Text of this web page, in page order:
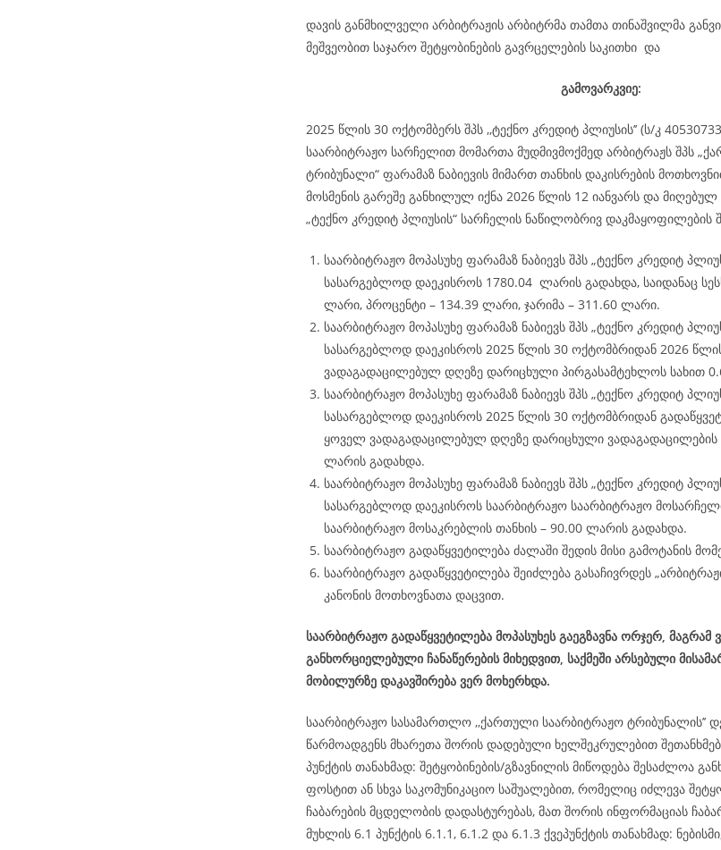
დავის განმხილველი არბიტრაჟის არბიტრმა თამთა თინაშვილმა
მეშვეობით საჯარო შეტყობინების გავრცელების საკითხი და
გამოვარკვიე:
2025 წლის 30 ოქტომბერს შპს ,,ტექნო კრედიტ პლიუსის’’ (ს/კ
საარბიტრაჟო სარჩელით მომართა მუდმივმოქმედ არბიტრაჟს შპს
ტრიბუნალი“ ფარამაზ ნაბიევის მიმართ თანხის დაკისრების
მოსმენის გარეშე განხილულ იქნა 2026 წლის 12 იანვარს და მიღებულ
„ტექნო კრედიტ პლიუსის“ სარჩელის ნაწილობრივ დაკმაყოფილების
საარბიტრაჟო მოპასუხე ფარამაზ ნაბიევს შპს „ტექნო კრედიტ
სასარგებლოდ დაეკისროს 1780.04 ლარის გადახდა, საიდანაც
ლარი, პროცენტი – 134.39 ლარი, ჯარიმა – 311.60 ლარი.
საარბიტრაჟო მოპასუხე ფარამაზ ნაბიევს შპს „ტექნო კრედიტ
სასარგებლოდ დაეკისროს 2025 წლის 30 ოქტომბრიდან 2026
ვადაგადაცილებულ დღეზე დარიცხული პირგასამტეხლოს სახით
საარბიტრაჟო მოპასუხე ფარამაზ ნაბიევს შპს „ტექნო კრედიტ
სასარგებლოდ დაეკისროს 2025 წლის 30 ოქტომბრიდან
ყოველ ვადაგადაცილებულ დღეზე დარიცხული ვადაგადაცილების
ლარის გადახდა.
საარბიტრაჟო მოპასუხე ფარამაზ ნაბიევს შპს „ტექნო კრედიტ
სასარგებლოდ დაეკისროს საარბიტრაჟო საარბიტრაჟო
საარბიტრაჟო მოსაკრებლის თანხის – 90.00 ლარის გადახდა.
საარბიტრაჟო გადაწყვეტილება ძალაში შედის მისი გამოტანის
საარბიტრაჟო გადაწყვეტილება შეიძლება გასაჩივრდეს
კანონის მოთხოვნათა დაცვით.
საარბიტრაჟო გადაწყვეტილება მოპასუხეს გაეგზავნა ორჯერ, მაგრამ
განხორციელებული ჩანაწერების მიხედვით, საქმეში არსებული
მობილურზე დაკავშირება ვერ მოხერხდა.
საარბიტრაჟო სასამართლო ,,ქართული საარბიტრაჟო ტრიბუნალის’’
წარმოადგენს მხარეთა შორის დადებული ხელშეკრულებით
პუნქტის თანახმად: შეტყობინების/გზავნილის მიწოდება შესაძლოა
ფოსტით ან სხვა საკომუნიკაციო საშუალებით, რომელიც იძლევა
ჩაბარების მცდელობის დადასტურებას, მათ შორის ინფორმაციას
მუხლის 6.1 პუნქტის 6.1.1, 6.1.2 და 6.1.3 ქვეპუნქტის თანახმად: